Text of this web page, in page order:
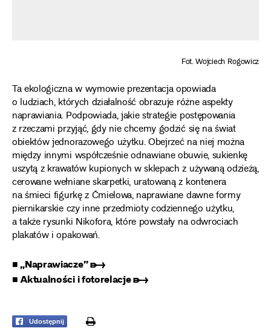
Fot. Wojciech Rogowicz
Ta ekologiczna w wymowie prezentacja opowiada
o ludziach, których działalność obrazuje różne aspekty
naprawiania. Podpowiada, jakie strategie postępowania
z rzeczami przyjąć, gdy nie chcemy godzić się na świat
obiektów jednorazowego użytku. Obejrzeć na niej można
między innymi współcześnie odnawiane obuwie, sukienkę
uszytą z krawatów kupionych w sklepach z używaną odzieżą,
cerowane wełniane skarpetki, uratowaną z kontenera
na śmieci figurkę z Ćmielowa, naprawiane dawne formy
piernikarskie czy inne przedmioty codziennego użytku,
a także rysunki Nikofora, które powstały na odwrociach
plakatów i opakowań.
■ „Naprawiacze” ➸
■ Aktualności i fotorelacje ➸
Udostępnij print